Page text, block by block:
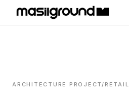
PROJECTS
ARCHITECTURE PROJECT/RETAIL